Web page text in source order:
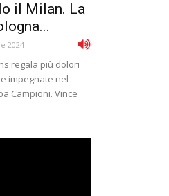
il Milan. La
2024
regala più dolori
impegnate nel
Campioni. Vince